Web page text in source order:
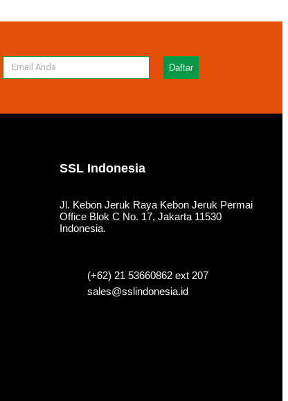
Daftar
SSL Indonesia
Jl. Kebon Jeruk Raya Kebon Jeruk Permai
Office Blok C No. 17, Jakarta 11530
Indonesia.
(+62) 21 53660862 ext 207
sales@sslindonesia.id